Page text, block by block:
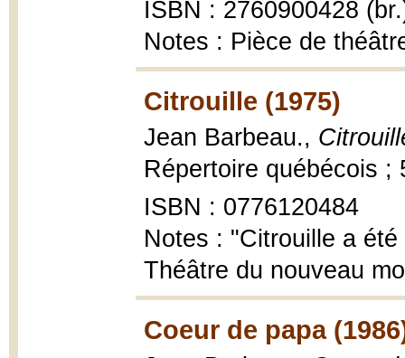
ISBN : 2760900428
Notes : Pièce de
Citrouille (1975)
Jean Barbeau.,
Répertoire québécois ;
ISBN : 0776120484
Notes : "Citrouille a
Théâtre du nouveau
Coeur de papa